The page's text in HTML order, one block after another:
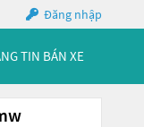
Đăng nhập
TIN BÁN XE